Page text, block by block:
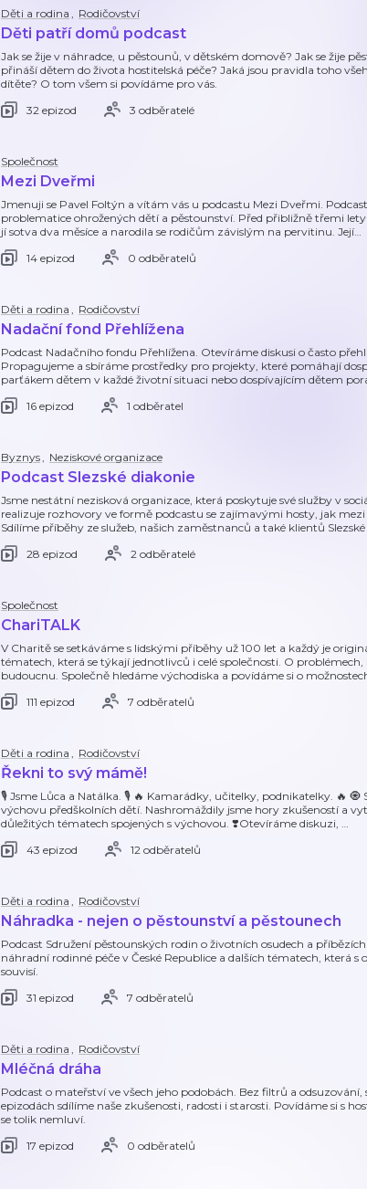
Děti a rodina , Rodičovství
Děti patří domů podcast
Jak se žije v náhradce, u pěstounů, v dětském domově? Jak se žije
přináší dětem do života hostitelská péče? Jaká jsou pravidla toho
dítěte? O tom všem si povídáme pro vás.
32 epizod
3 odběratelé
Společnost
Mezi Dveřmi
Jmenuji se Pavel Foltýn a vítám vás u podcastu Mezi Dveřmi.
problematice ohrožených dětí a pěstounství. Před přibližně třemi
jí sotva dva měsíce a narodila se rodičům závislým na pervitinu. Její…
14 epizod
0 odběratelů
Děti a rodina , Rodičovství
Nadační fond Přehlížena
Podcast Nadačního fondu Přehlížena. Otevíráme diskusi o často
Propagujeme a sbíráme prostředky pro projekty, které pomáhají
parťákem dětem v každé životní situaci nebo dospívajícím dětem
16 epizod
1 odběratel
Byznys, Neziskové organizace
Podcast Slezské diakonie
Jsme nestátní nezisková organizace, která poskytuje své služby v
realizuje rozhovory ve formě podcastu se zajímavými hosty, jak
Sdílíme příběhy ze služeb, našich zaměstnanců a také klientů Slezské
28 epizod
2 odběratelé
Společnost
ChariTALK
V Charitě se setkáváme s lidskými příběhy už 100 let a každý je
tématech, která se týkají jednotlivců i celé společnosti. O
budoucnu. Společně hledáme východiska a povídáme si o
111 epizod
7 odběratelů
Děti a rodina , Rodičovství
Řekni to svý mámě!
🎙️ Jsme Lůca a Natálka. 🎙️ 🔥 Kamarádky, učitelky, podnikatelky. 🔥 🧿
výchovu předškolních dětí. Nashromáždily jsme hory zkušeností a
důležitých tématech spojených s výchovou. ❣️Otevíráme diskuzi, …
43 epizod
12 odběratelů
Děti a rodina , Rodičovství
Náhradka - nejen o pěstounství a pěstounech
Podcast Sdružení pěstounských rodin o životních osudech a
náhradní rodinné péče v České Republice a dalších tématech, která s
souvisí.
31 epizod
7 odběratelů
Děti a rodina , Rodičovství
Mléčná dráha
Podcast o mateřství ve všech jeho podobách. Bez filtrů a odsuzování,
epizodách sdílíme naše zkušenosti, radosti i starosti. Povídáme si s
se tolik nemluví.
17 epizod
0 odběratelů